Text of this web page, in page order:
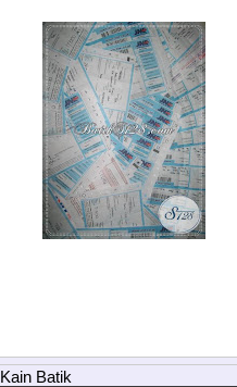
Kain Batik